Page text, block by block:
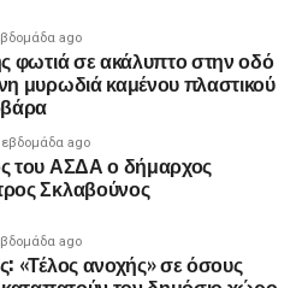
ago
φωτιά σε ακάλυπτο στην οδό
μυρωδιά καμένου πλαστικού
εβδομάδα ago
του ΑΣΔΑ ο δήμαρχος
Σκλαβούνος
ago
«Τέλος ανοχής» σε όσους